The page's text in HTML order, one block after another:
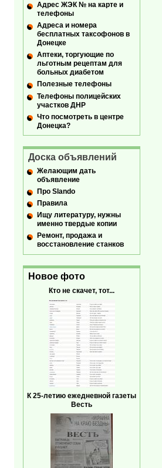
Адрес ЖЭК № на карте и
телефоны
Адреса и номера
бесплатных таксофонов в
Донецке
Аптеки, торгующие по
льготным рецептам для
больных диабетом
Полезные телефоны
Телефоны полицейских
участков ДНР
Что посмотреть в центре
Донецка?
Доска объявлений
Желающим дать
объявление
Про Slando
Правила
Ищу литературу, нужны
именно твердые копии
Ремонт, продажа и
восстановление станков
Новое фото
Кто не скачет, тот...
К 25-летию ежедневной газеты
Весть